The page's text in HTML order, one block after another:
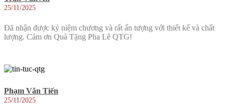
25/11/2025
Đã nhận được kỷ niệm chương và rất ấn tượng với thiết kế và chất
lượng. Cảm ơn Quà Tặng Pha Lê QTG!
Phạm Văn Tiến
25/11/2025